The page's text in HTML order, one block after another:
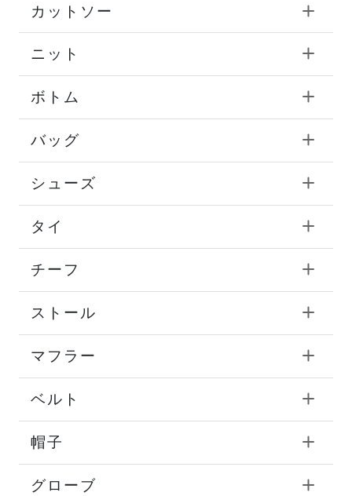
カットソー
ニット
ボトム
バッグ
シューズ
タイ
チーフ
ストール
マフラー
ベルト
帽子
グローブ